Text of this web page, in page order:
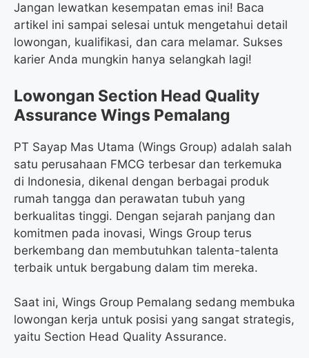
Jangan lewatkan kesempatan emas ini! Baca
artikel ini sampai selesai untuk mengetahui detail
lowongan, kualifikasi, dan cara melamar. Sukses
karier Anda mungkin hanya selangkah lagi!
Lowongan Section Head Quality
Assurance Wings Pemalang
PT Sayap Mas Utama (Wings Group) adalah salah
satu perusahaan FMCG terbesar dan terkemuka
di Indonesia, dikenal dengan berbagai produk
rumah tangga dan perawatan tubuh yang
berkualitas tinggi. Dengan sejarah panjang dan
komitmen pada inovasi, Wings Group terus
berkembang dan membutuhkan talenta-talenta
terbaik untuk bergabung dalam tim mereka.
Saat ini, Wings Group Pemalang sedang membuka
lowongan kerja untuk posisi yang sangat strategis,
yaitu Section Head Quality Assurance.